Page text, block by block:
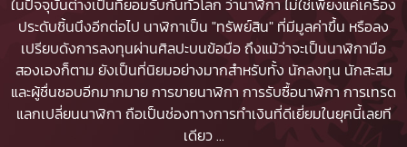
ประดับชิ้นนึงอีกต่อไป นาฬิกาเป็น "ทรัพย์สิน" ที่มีมูลค่าขึ้น หรือลง
เปรียบดังการลงทุนผ่านศิลปะบนข้อมือ ถึงแม้ว่าจะเป็นนาฬิกามือ
สองเองก็ตาม ยังเป็นที่นิยมอย่างมากสำหรับทั้ง นักลงทุน นักสะสม
และผู้ชื่นชอบอีกมากมายการขายนาฬิกา การรับซื้อนาฬิกา การเทรด
แลกเปลี่ยนนาฬิกา ถือเป็นช่องทางการทำเงินที่ดีเยี่ยมในยุคนี้เลยที
เดียว...